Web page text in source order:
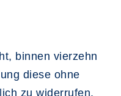
binnen vierzehn
diese ohne
zu widerrufen.